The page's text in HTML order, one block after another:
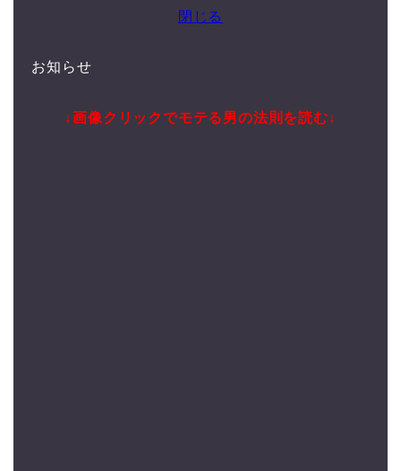
閉じる
お知らせ
↓画像クリックでモテる男の法則を読む↓